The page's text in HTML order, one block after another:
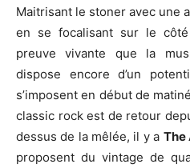
Maitrisant le stoner avec une
en se focalisant sur le côté
preuve vivante que la
dispose encore d’un
s’imposent en début de
classic rock est de retour
dessus de la mêlée, il y a The
proposent du vintage de